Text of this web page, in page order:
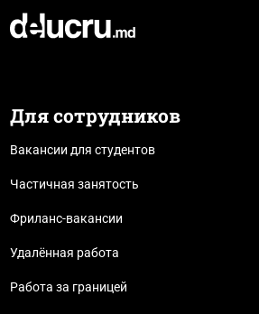
Для сотрудников
Вакансии для студентов
Частичная занятость
Фриланс-вакансии
Удалённая работа
Работа за границей